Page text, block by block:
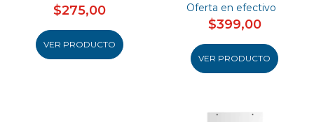
$275,00
VER PRODUCTO
Oferta en efectivo
$399,00
VER PRODUCTO